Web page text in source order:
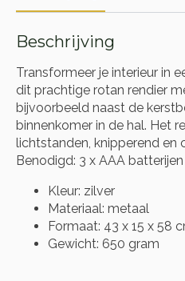
Beschrijving
Transformeer je interieur in
dit prachtige rotan rendier
bijvoorbeeld naast de
binnenkomer in de hal. Het
lichtstanden, knipperend en
Benodigd: 3 x AAA
Kleur: zilver
Materiaal: metaal
Formaat: 43 x 15 x 58
Gewicht: 650 gram